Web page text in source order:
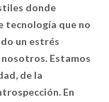
donde
tecnología que no
un estrés
Estamos
de la
En